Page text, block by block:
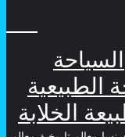
السياحة
الطبيعية
الخلابة